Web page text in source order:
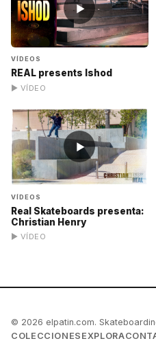
▶
VÍDEOS
REAL presents Ishod
▶ VÍDEO
▶
VÍDEOS
Real Skateboards presenta:
Christian Henry
▶ VÍDEO
© 2026 elpatin.com.
COLECCIONES EXPLORA